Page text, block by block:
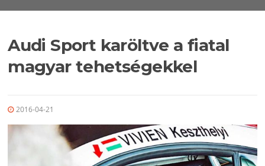
Audi Sport karöltve a fiatal
magyar tehetségekkel
2016-04-21